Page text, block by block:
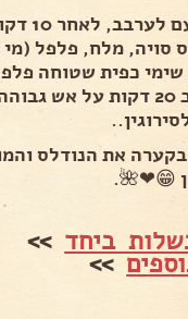
מידי
כוס סויה, מלח, פלפל
שימי כפית שטוחה
וסה"כ כ 20 דקות על אש
את הנודלס
😁❤🌺.
ביחד >>
>>